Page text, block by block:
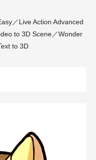
／Live Action Advanced
to 3D Scene／Wonder
to 3D